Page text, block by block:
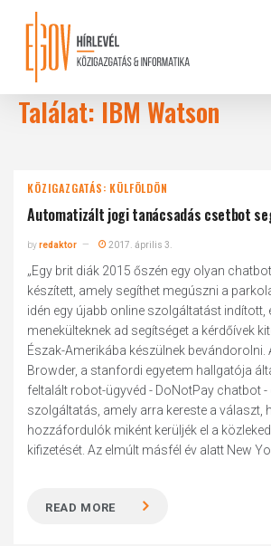
content
Találat: IBM Watson
KÖZIGAZGATÁS: KÜLFÖLDÖN
Automatizált jogi tanácsadás csetbot
byredaktor 2017. április 3.
„Egy brit diák 2015 őszén egy olyan
készített, amely segíthet megúszni a
idén egy újabb online szolgáltatást indított,
menekülteknek ad segítséget a kérdőívek
Észak-Amerikába készülnek bevándorolni.
Browder, a stanfordi egyetem hallgatója
feltalált robot-ügyvéd - DoNotPay chatbot -
szolgáltatás, amely arra kereste a választ,
hozzáfordulók miként kerüljék el a
kifizetését. Az elmúlt másfél év alatt New
READ MORE